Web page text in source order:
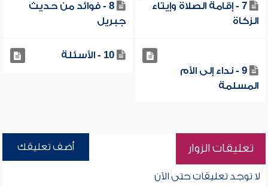
7 - إقامة الصلاة وإيتاء
الزكاة
8 - فوائد من حديث
جبريل
9 - نداء إلى الأم
المسلمة
10 - الأسئلة
تعليقات الزوار أضف تعليقك
لا توجد تعليقات حتى الآن